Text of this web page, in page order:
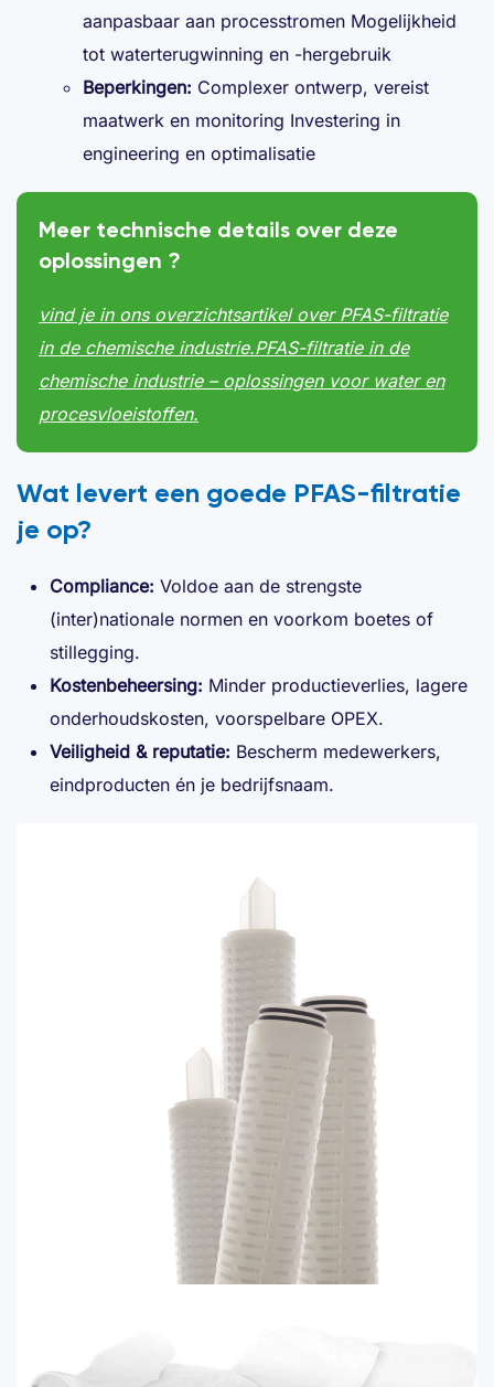
aanpasbaar aan processtromen Mogelijkheid
tot waterterugwinning en -hergebruik
Beperkingen: Complexer ontwerp, vereist
maatwerk en monitoring Investering in
engineering en optimalisatie
Meer technische details over deze
oplossingen ?
vind je in ons overzichtsartikel over PFAS-filtratie
in de chemische industrie.PFAS-filtratie in de
chemische industrie – oplossingen voor water en
procesvloeistoffen.
Wat levert een goede PFAS-filtratie
je op?
Compliance: Voldoe aan de strengste
(inter)nationale normen en voorkom boetes of
stillegging.
Kostenbeheersing: Minder productieverlies, lagere
onderhoudskosten, voorspelbare OPEX.
Veiligheid & reputatie: Bescherm medewerkers,
eindproducten én je bedrijfsnaam.